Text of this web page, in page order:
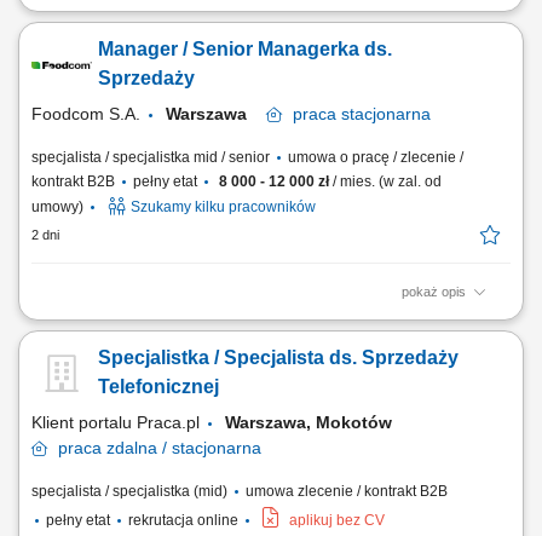
Opis stanowiska Aktywne pozyskiwanie nowych klientów oraz
Telefoniczne i mailowe prowadzenie kontaktów z klientami w celu
budowania trwałych relacji. Opracowywanie ofert handlowych oraz
Manager / Senior Managerka ds.
Sprzedaży
Foodcom S.A. Warszawa praca stacjonarna
specjalista / specjalistka mid / senior
umowa o pracę / zlecenie /
kontrakt B2B
pełny etat 8 000 - 12 000 zł/ mies. (w zal. od
umowy)
Szukamy kilku pracowników
2 dni
pokaż opis
Zadania: Pozyskiwanie nowych partnerów biznesowych w branżach
prowadzenie negocjacji i monitorowanie całego procesu sprzedaży.
Aktywne poszukiwanie nowych rynków zbytu oraz analiza ich
Specjalistka / Specjalista ds. Sprzedaży
Telefonicznej
Klient portalu Praca.pl
Warszawa, Mokotów
praca zdalna / stacjonarna
specjalista / specjalistka (mid)
umowa zlecenie / kontrakt B2B
pełny etat
rekrutacja online aplikuj bez CV